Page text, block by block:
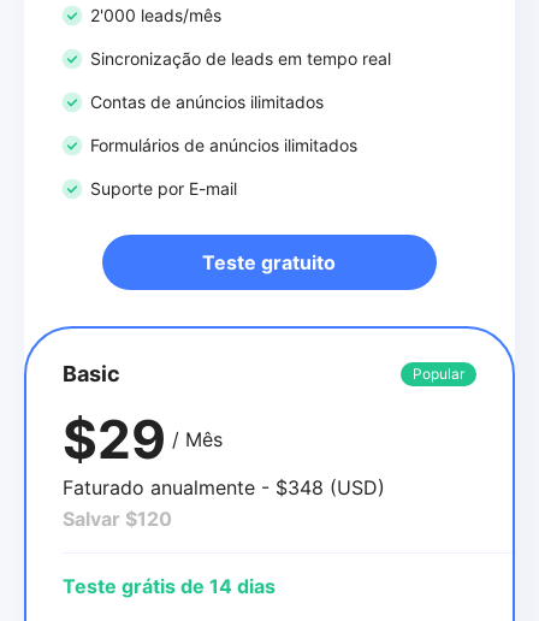
2'000 leads/mês
Sincronização de leads em tempo real
Contas de anúncios ilimitados
Formulários de anúncios ilimitados
Suporte por E-mail
Teste gratuito
Basic Popular
$29 / Mês
Faturado anualmente - $348 (USD)
Salvar $120
Teste grátis de 14 dias